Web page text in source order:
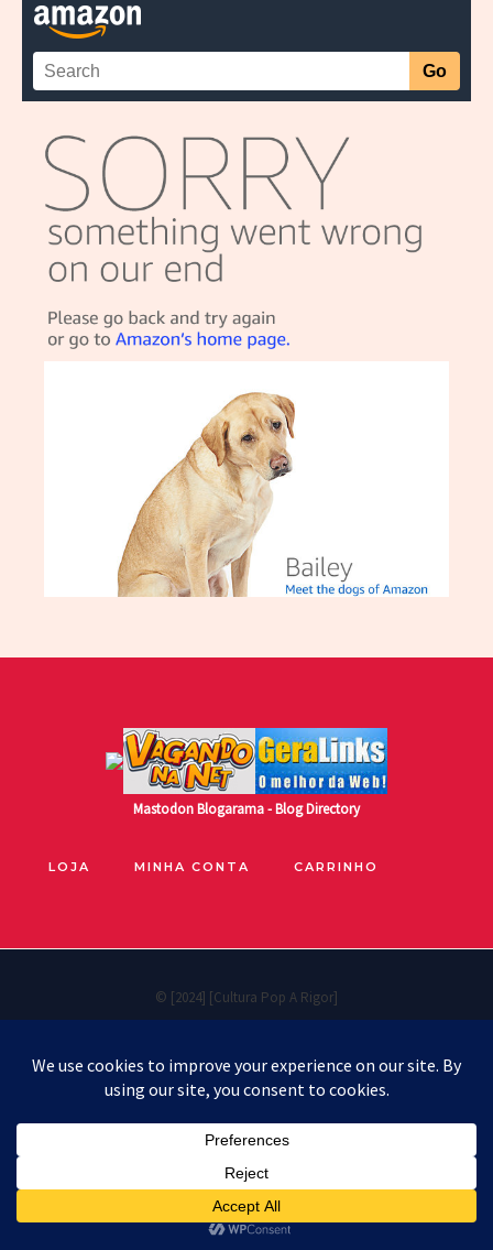
MastodonBlogarama - Blog Directory
LOJA MINHA CONTA CARRINHO
© [2024] [Cultura Pop A Rigor]
Políticas de privacidade
Cookie Policy
Política de reembolso e devoluções